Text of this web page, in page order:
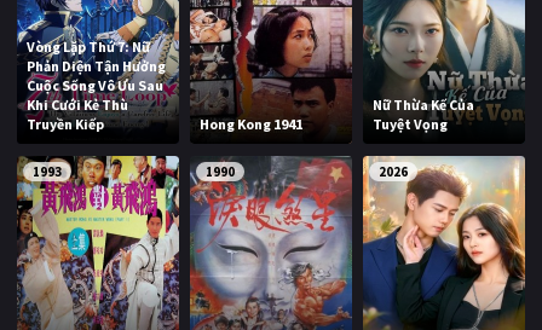
QUỐC GIA
Âu - Mỹ Trung Quốc - Hồng Kông
Hàn Quốc Nhật Bản
Ấn Độ Việt Nam
Tổng hợp
CẬP NHẬT
Vòng Lặp Thứ 7: Nữ
Phản Diện Tận Hưởng
Cuộc Sống Vô Ưu Sau
Khi Cưới Kẻ Thù
Truyền Kiếp
Hong Kong 1941
Nữ Thừa Kế Của
Tuyệt Vọng
1993 1990 2026